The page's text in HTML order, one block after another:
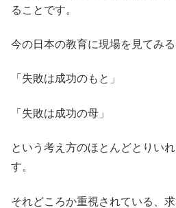
ることです。
今の日本の教育に現場を見てみる
「失敗は成功のもと」
「失敗は成功の母」
という考え方のほとんどとりい
す。
それどころか重視されている、